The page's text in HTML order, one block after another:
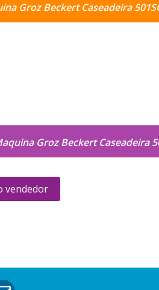
Groz Beckert Caseadeira
Groz Beckert Caseadeira
vendedor